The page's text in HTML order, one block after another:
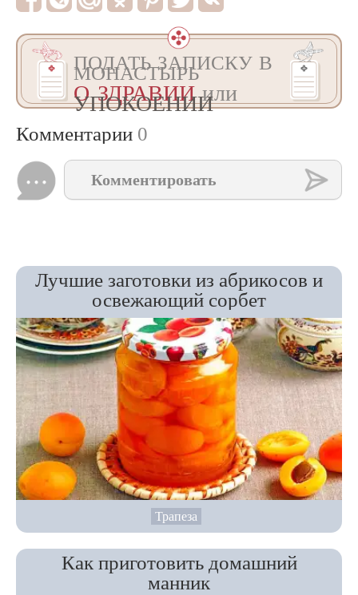
ПОДАТЬ ЗАПИСКУ В
МОНАСТЫРЬ
О ЗДРАВИИили
УПОКОЕНИИ
Комментарии 0
Комментировать
Лучшие заготовки из абрикосов и
освежающий сорбет
Трапеза
Как приготовить домашний
манник